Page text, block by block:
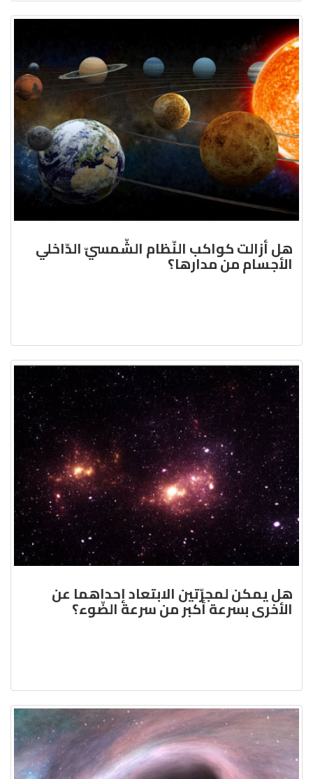
هل أزالت كواكب النّظام الشّمسيّ الدّاخلي
الأجسام من مدارها؟
هل يمكن لمجرّتين الابتعاد إحداهما عن
الأخرى بسرعة أكبر من سرعة الضّوء؟